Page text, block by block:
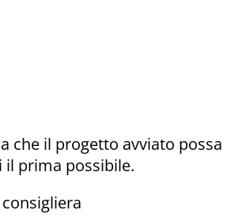
che il progetto avviato possa
il prima possibile.